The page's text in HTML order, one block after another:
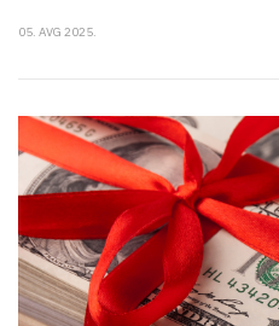
05. AVG 2025.